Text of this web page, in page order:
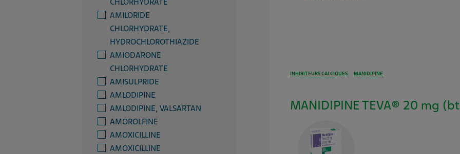
CHLORHYDRATE
AMILORIDE
CHLORHYDRATE,
HYDROCHLOROTHIAZIDE
AMIODARONE
CHLORHYDRATE
AMISULPRIDE
AMLODIPINE
AMLODIPINE, VALSARTAN
AMOROLFINE
AMOXICILLINE
AMOXICILLINE
INHIBITEURS CALCIQUES MANIDIPINE
MANIDIPINE TEVA® 20 mg